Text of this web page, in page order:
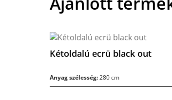
Kétoldalú ecrü black out
Anyag szélesség:280 cm